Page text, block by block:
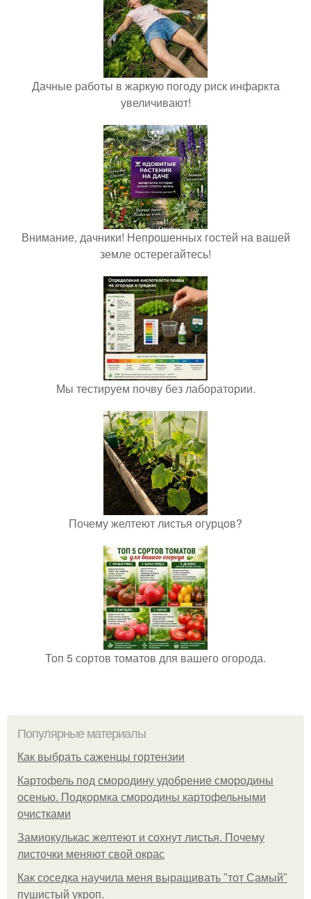
Дачные работы в жаркую погоду риск инфаркта
увеличивают!
Внимание, дачники! Непрошенных гостей на вашей
земле остерегайтесь!
Мы тестируем почву без лаборатории.
Почему желтеют листья огурцов?
Топ 5 сортов томатов для вашего огорода.
Популярные материалы
Как выбрать саженцы гортензии
Картофель под смородину удобрение смородины
осенью. Подкормка смородины картофельными
очистками
Замиокулькас желтеют и сохнут листья. Почему
листочки меняют свой окрас
Как соседка научила меня выращивать "тот Самый"
пушистый укроп.